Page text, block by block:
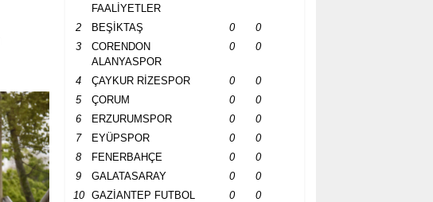
FAALİYETLER
2 BEŞİKTAŞ 0
0
3
CORENDON
ALANYASPOR
0 0
4 ÇAYKUR RİZESPOR 0
0
5
ÇORUM 0
0
6
ERZURUMSPOR 0
0
7
EYÜPSPOR 0
0
8
FENERBAHÇE 0
0
9
GALATASARAY 0
0
10
GAZİANTEP FUTBOL
0 0